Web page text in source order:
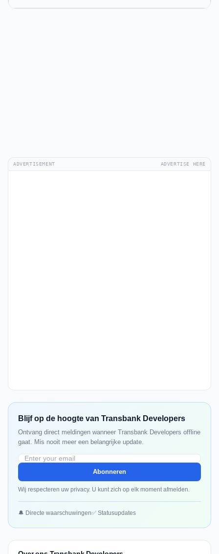
ADVERTISEMENT ADVERTISE HERE
Blijf op de hoogte van Transbank Developers
Ontvang direct meldingen wanneer Transbank Developers offline
gaat. Mis nooit meer een belangrijke update.
Abonneren
Wij respecteren uw privacy. U kunt zich op elk moment afmelden.
🔔 Directe waarschuwingen✅ Statusupdates